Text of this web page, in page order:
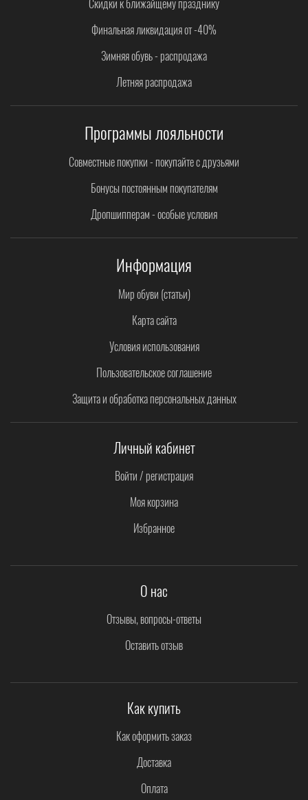
Финальная ликвидация от -40%
Зимняя обувь - распродажа
Летняя распродажа
Программы лояльности
Совместные покупки - покупайте с друзьями
Бонусы постоянным покупателям
Дропшипперам - особые условия
Информация
Мир обуви (статьи)
Карта сайта
Условия использования
Пользовательское соглашение
Защита и обработка персональных данных
Личный кабинет
Войти / регистрация
Моя корзина
Избранное
О нас
Отзывы, вопросы-ответы
Оставить отзыв
Как купить
Как оформить заказ
Доставка
Оплата